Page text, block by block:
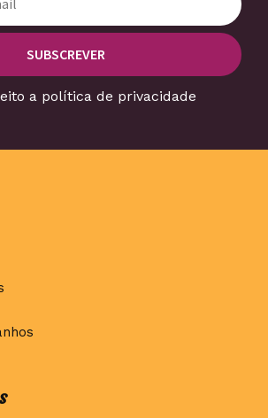
a política de privacidade